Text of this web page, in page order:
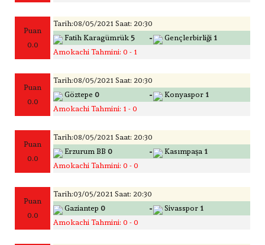
Puan
0.0
Tarih:08/05/2021 Saat: 20:30
Fatih Karagümrük 5 - Gençlerbirliği 1
Amokachi Tahmini: 0 - 1
Puan
0.0
Tarih:08/05/2021 Saat: 20:30
Göztepe 0 - Konyaspor 1
Amokachi Tahmini: 1 - 0
Puan
0.0
Tarih:08/05/2021 Saat: 20:30
Erzurum BB 0 - Kasımpaşa 1
Amokachi Tahmini: 0 - 0
Puan
0.0
Tarih:03/05/2021 Saat: 20:30
Gaziantep 0 - Sivasspor 1
Amokachi Tahmini: 0 - 0